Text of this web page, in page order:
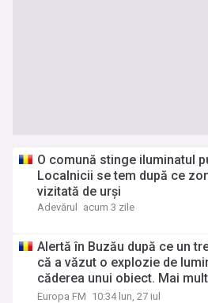
O comună stinge iluminatul
Localnicii se tem după ce
vizitată de urși
Adevărul acum 3 zile
Alertă în Buzău după ce un
că a văzut o explozie de
căderea unui obiect. Mai
căutat ore întregi pe o
Europa FM 10:34 lun, 27 iul